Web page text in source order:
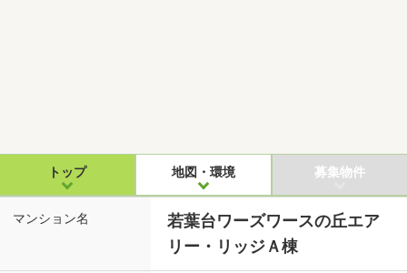
トップ 地図・環境 募集物件
マンション名
若葉台ワーズワースの丘エア
リー・リッジＡ棟